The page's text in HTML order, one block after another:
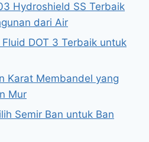
Hydroshield SS Terbaik
dari Air
DOT 3 Terbaik untuk
Karat Membandel yang
Mur
Semir Ban untuk Ban